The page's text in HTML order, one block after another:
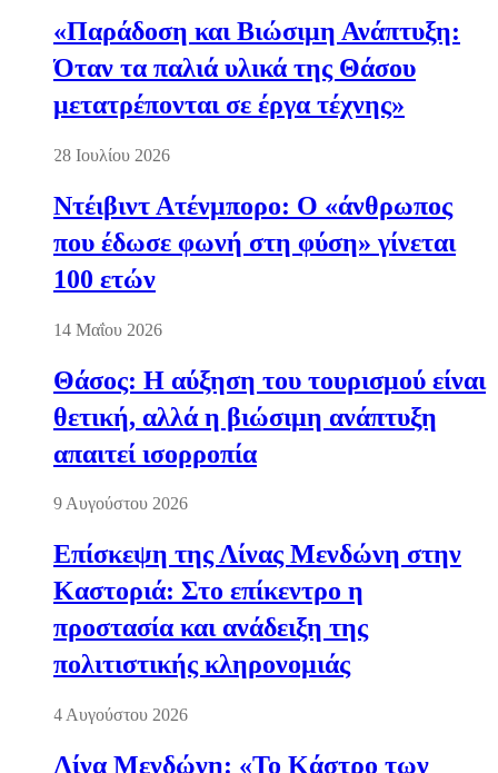
«Παράδοση και Βιώσιμη Ανάπτυξη:
Όταν τα παλιά υλικά της Θάσου
μετατρέπονται σε έργα τέχνης»
28 Ιουλίου 2026
Ντέιβιντ Ατένμπορο: Ο «άνθρωπος
που έδωσε φωνή στη φύση» γίνεται
100 ετών
14 Μαΐου 2026
Θάσος: Η αύξηση του τουρισμού είναι
θετική, αλλά η βιώσιμη ανάπτυξη
απαιτεί ισορροπία
9 Αυγούστου 2026
Επίσκεψη της Λίνας Μενδώνη στην
Καστοριά: Στο επίκεντρο η
προστασία και ανάδειξη της
πολιτιστικής κληρονομιάς
4 Αυγούστου 2026
Λίνα Μενδώνη: «Το Κάστρο των